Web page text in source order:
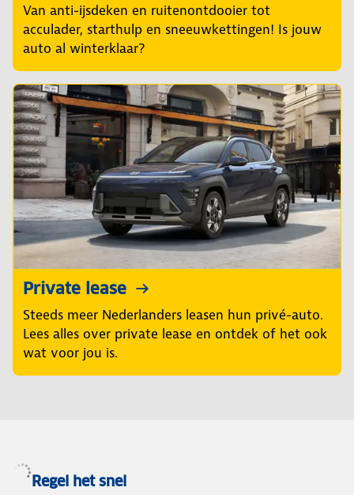
Van anti-ijsdeken en ruitenontdooier tot
acculader, starthulp en sneeuwkettingen! Is jouw
auto al winterklaar?
Private lease
Steeds meer Nederlanders leasen hun privé-auto.
Lees alles over private lease en ontdek of het ook
wat voor jou is.
Regel het snel